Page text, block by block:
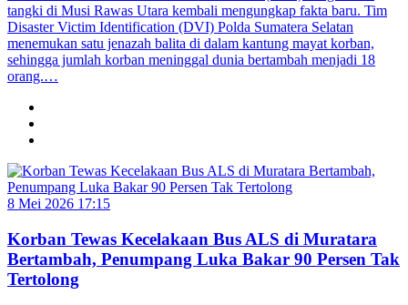
tangki di Musi Rawas Utara kembali mengungkap fakta baru. Tim
Disaster Victim Identification (DVI) Polda Sumatera Selatan
menemukan satu jenazah balita di dalam kantung mayat korban,
sehingga jumlah korban meninggal dunia bertambah menjadi 18
orang.…
8 Mei 2026 17:15
Korban Tewas Kecelakaan Bus ALS di Muratara
Bertambah, Penumpang Luka Bakar 90 Persen Tak
Tertolong